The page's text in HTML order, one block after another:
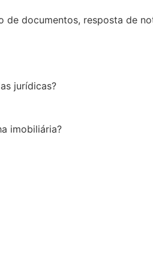
documentos, resposta de
jurídicas?
imobiliária?